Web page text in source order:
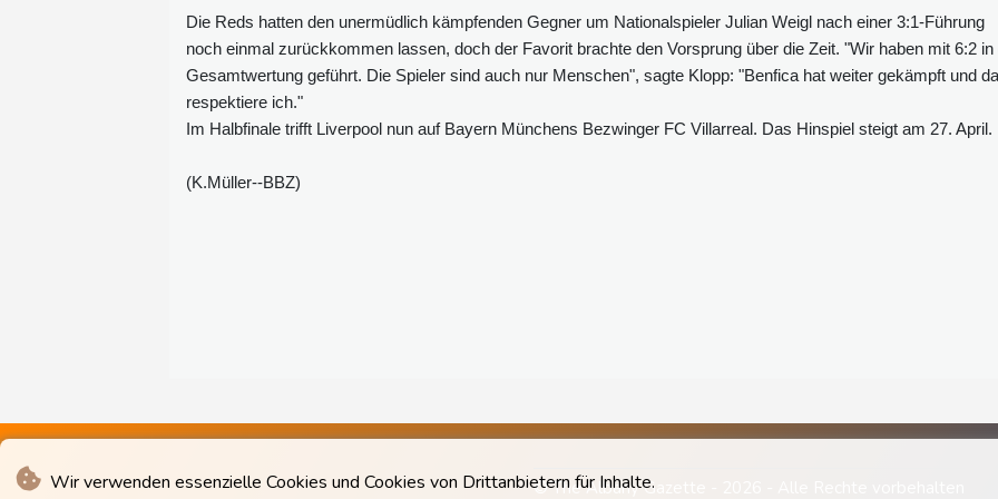
Wir verwenden essenzielle Cookies und Cookies von Drittanbietern für Inhalte.
Die Reds hatten den unermüdlich kämpfenden Gegner um Nationalspieler Julian Weigl nach einer 3:1-Führung
noch einmal zurückkommen lassen, doch der Favorit brachte den Vorsprung über die Zeit. "Wir haben mit 6:2 in
Gesamtwertung geführt. Die Spieler sind auch nur Menschen", sagte Klopp: "Benfica hat weiter gekämpft und
respektiere ich."
Im Halbfinale trifft Liverpool nun auf Bayern Münchens Bezwinger FC Villarreal. Das Hinspiel steigt am 27. April.
(K.Müller--BBZ)
© The Albany Gazette - 2026 - Alle Rechte vorbehalten